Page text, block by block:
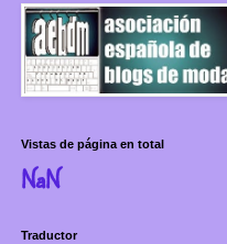
Vistas de página en total
NaN
Traductor